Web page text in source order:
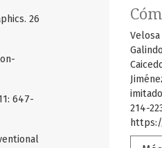
Velosa
214-
26
647-